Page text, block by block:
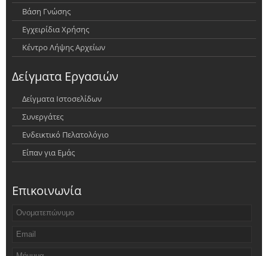
Βάση Γνώσης
Εγχειρίδια Χρήσης
Κέντρο Λήψης Αρχείων
Δείγματα Εργασιών
Δείγματα Ιστοσελίδων
Συνεργάτες
Ενδεικτικό Πελατολόγιο
Είπαν για Εμάς
Επικοινωνία